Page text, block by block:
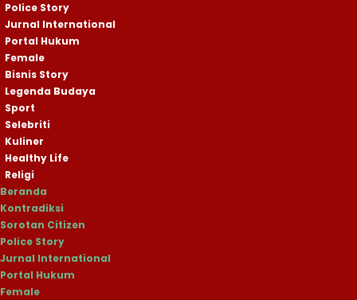
Police Story
Jurnal International
Portal Hukum
Female
Bisnis Story
Legenda Budaya
Sport
Selebriti
Kuliner
Healthy Life
Religi
Beranda
Kontradiksi
Sorotan Citizen
Police Story
Jurnal International
Portal Hukum
Female